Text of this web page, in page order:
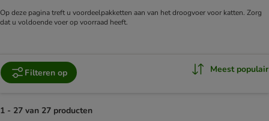
Op deze pagina treft u voordeelpakketten aan van het droogvoer voor katten. Zorg
dat u voldoende voer op voorraad heeft.
Filteren op Meest populair
1 - 27 van 27 producten